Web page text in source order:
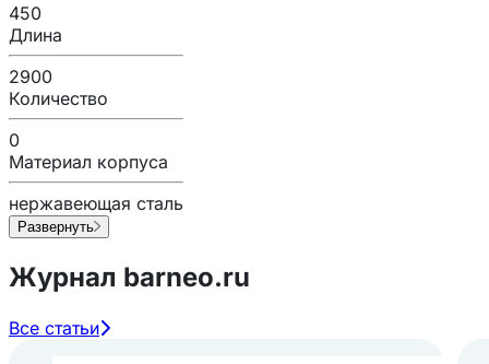
450
Длина
2900
Количество
0
Материал корпуса
нержавеющая сталь
Развернуть
Журнал barneo.ru
Все статьи